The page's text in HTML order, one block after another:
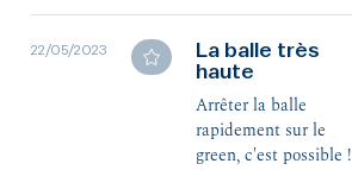
vous montrent la
bonne attitude.
22/05/2023
La balle très
haute
Arrêter la balle
rapidement sur le
green, c'est possible !